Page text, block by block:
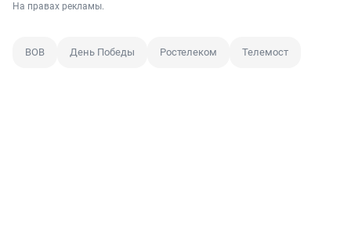
На правах рекламы.
ВОВ День Победы Ростелеком Телемост